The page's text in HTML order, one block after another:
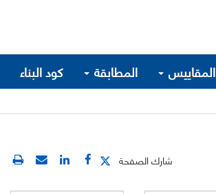
المقاييس المطابقة كود البناء
شارك الصفحة